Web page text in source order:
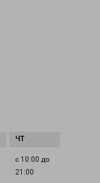
с 10:00 до
21:00